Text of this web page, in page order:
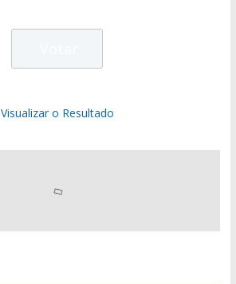
Visualizar o Resultado